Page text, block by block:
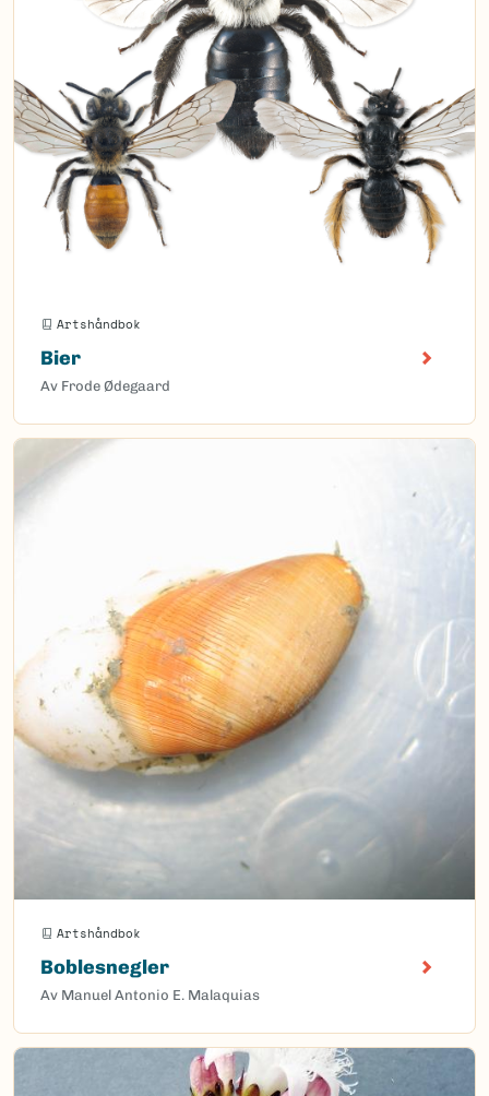
Artshåndbok
Bier
Av Frode Ødegaard
Artshåndbok
Boblesnegler
Av Manuel Antonio E. Malaquias